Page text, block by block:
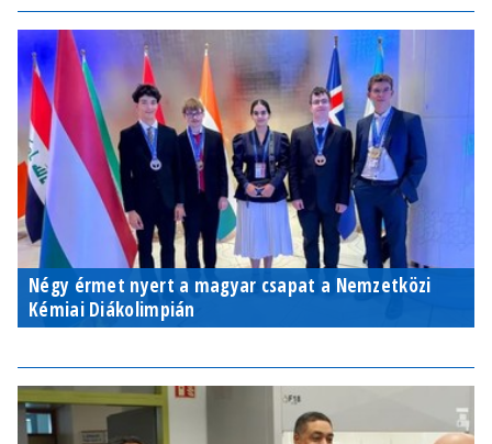
Négy érmet nyert a magyar csapat a Nemzetközi
Kémiai Diákolimpián